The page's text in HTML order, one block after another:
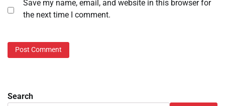
Save my name, email, and website in this browser for
the next time I comment.
Search